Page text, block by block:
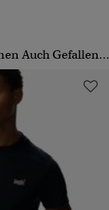
Auch Gefallen...